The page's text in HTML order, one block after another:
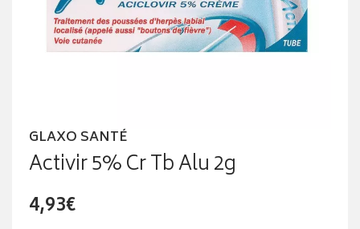
GLAXO SANTÉ
Activir 5% Cr Tb Alu 2g
4,93€